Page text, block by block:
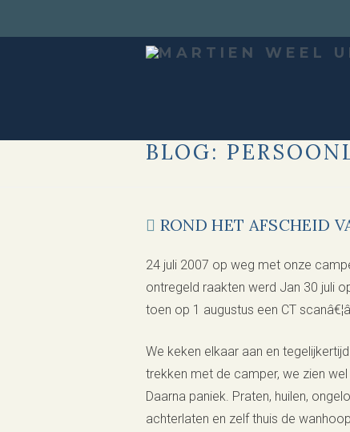
BLOG:
ROND HET AFSCHEID
24 juli 2007 op weg met onze
ontregeld raakten werd Jan 30 juli
toen op 1 augustus een CT
We keken elkaar aan en
trekken met de camper, we zien wel
Daarna paniek. Praten, huilen,
achterlaten en zelf thuis de